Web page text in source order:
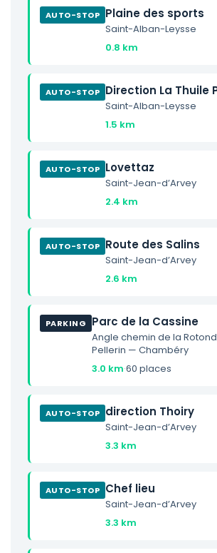
AUTO-STOP Plaine des sports
Saint-Alban-Leysse
0.8 km
AUTO-STOP Direction La Thuile
Saint-Alban-Leysse
1.5 km
AUTO-STOP Lovettaz
Saint-Jean-d’Arvey
2.4 km
AUTO-STOP Route des Salins
Saint-Jean-d’Arvey
2.6 km
PARKING Parc de la Cassine
Angle chemin de la
Pellerin — Chambéry
3.0 km·60 places
AUTO-STOP direction Thoiry
Saint-Jean-d’Arvey
3.3 km
AUTO-STOP Chef lieu
Saint-Jean-d’Arvey
3.3 km